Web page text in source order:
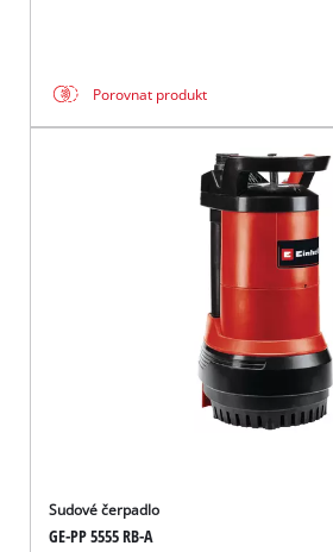
Porovnat produkt
Sudové čerpadlo
GE-PP 5555 RB-A